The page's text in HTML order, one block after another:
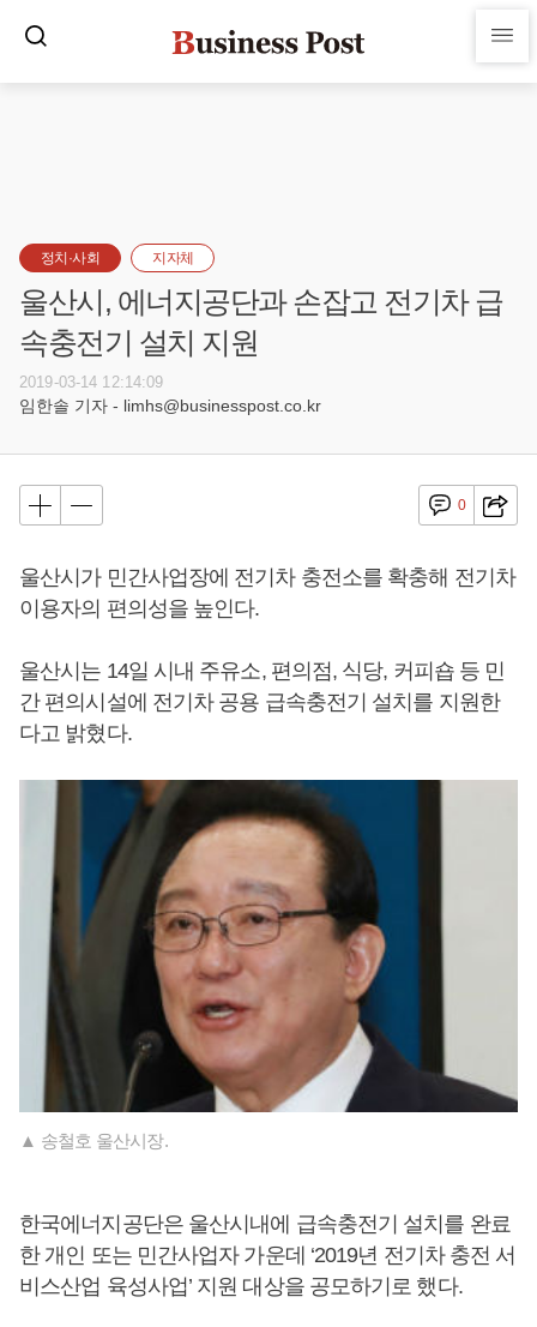
정치·사회 지자체
울산시, 에너지공단과 손잡고 전기차 급
속충전기 설치 지원
2019-03-14 12:14:09
임한솔 기자 - limhs@businesspost.co.kr
0
울산시가 민간사업장에 전기차 충전소를 확충해 전기차
이용자의 편의성을 높인다.
울산시는 14일 시내 주유소, 편의점, 식당, 커피숍 등 민
간 편의시설에 전기차 공용 급속충전기 설치를 지원한
다고 밝혔다.
▲ 송철호 울산시장.
한국에너지공단은 울산시내에 급속충전기 설치를 완료
한 개인 또는 민간사업자 가운데 ‘2019년 전기차 충전 서
비스산업 육성사업’ 지원 대상을 공모하기로 했다.